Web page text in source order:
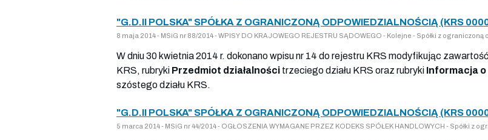
"G.D.II POLSKA" SPÓŁKA Z OGRANICZONĄ ODPOWIEDZIALNOŚCIĄ (KRS
8 maja 2014 - MSiG nr 88/2014 - WPISY DO KRAJOWEGO REJESTRU SĄDOWEGO - Kolejne - Spółki z
W dniu 30 kwietnia 2014 r. dokonano wpisu nr 14 do rejestru KRS modyfikując
KRS, rubryki Przedmiot działalności trzeciego działu KRS oraz rubryki Informacja o
szóstego działu KRS.
"G.D.II POLSKA" SPÓŁKA Z OGRANICZONĄ ODPOWIEDZIALNOŚCIĄ (KRS
5 marca 2014 - MSiG nr 44/2014 - OGŁOSZENIA WYMAGANE PRZEZ KODEKS SPÓŁEK HANDLOWYCH - Spółki z